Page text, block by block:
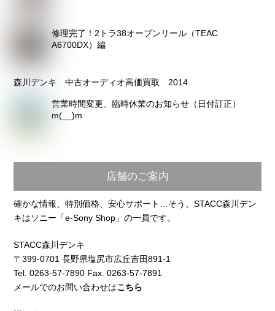
修理完了！2トラ38オープンリール（TEAC
A6700DX）編
森川デンキ 中古オーディオ高価買取 2014
営業時間変更、臨時休業のお知らせ（日付訂正）
m(__)m
店舗のご案内
確かな情報、特別価格、安心サポート…そう、STACC森川デン
キはソニー「e-Sony Shop」の一員です。
STACC森川デンキ
〒399-0701 長野県塩尻市広丘吉田891-1
Tel. 0263-57-7890 Fax. 0263-57-7891
メールでのお問い合わせはこちら